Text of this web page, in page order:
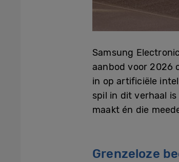
Samsung
aanbod voor 2026
in op artificiële
spil in dit verhaal
maakt én die
Grenzeloze